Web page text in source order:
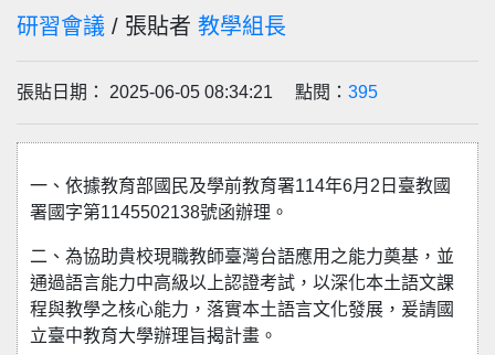
研習會議 / 張貼者 教學組長
張貼日期： 2025-06-05 08:34:21 點閱： 395
一、依據教育部國民及學前教育署114年6月2日臺教國
署國字第1145502138號函辦理。
二、為協助貴校現職教師臺灣台語應用之能力奠基，並
通過語言能力中高級以上認證考試，以深化本土語文課
程與教學之核心能力，落實本土語言文化發展，爰請國
立臺中教育大學辦理旨揭計畫。